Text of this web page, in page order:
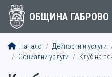
ОБЩИНА ГАБРОВО
Начало Дейности и услуги
Социални услуги
Клуб на